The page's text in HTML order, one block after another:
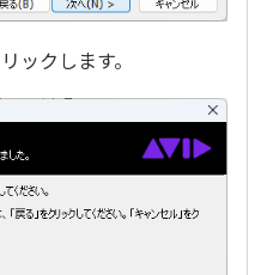
ックします。